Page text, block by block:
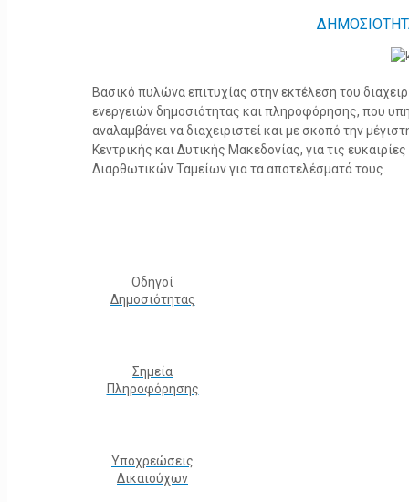
Βασικό πυλώνα επιτυχίας στην εκτέλεση του
ενεργειών δημοσιότητας και πληροφόρησης, που
αναλαμβάνει να διαχειριστεί και με σκοπό την
Κεντρικής και Δυτικής Μακεδονίας, για τις
Διαρθωτικών Ταμείων για τα αποτελέσματά τους.
Οδηγοί
Δημοσιότητας
Σημεία
Πληροφόρησης
Υποχρεώσεις
Δικαιούχων